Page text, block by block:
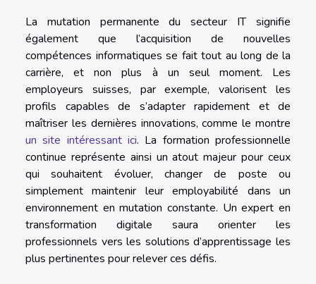
La mutation permanente du secteur IT signifie
également que l’acquisition de nouvelles
compétences informatiques se fait tout au long de la
carrière, et non plus à un seul moment. Les
employeurs suisses, par exemple, valorisent les
profils capables de s’adapter rapidement et de
maîtriser les dernières innovations, comme le montre
un site intéressant ici. La formation professionnelle
continue représente ainsi un atout majeur pour ceux
qui souhaitent évoluer, changer de poste ou
simplement maintenir leur employabilité dans un
environnement en mutation constante. Un expert en
transformation digitale saura orienter les
professionnels vers les solutions d’apprentissage les
plus pertinentes pour relever ces défis.